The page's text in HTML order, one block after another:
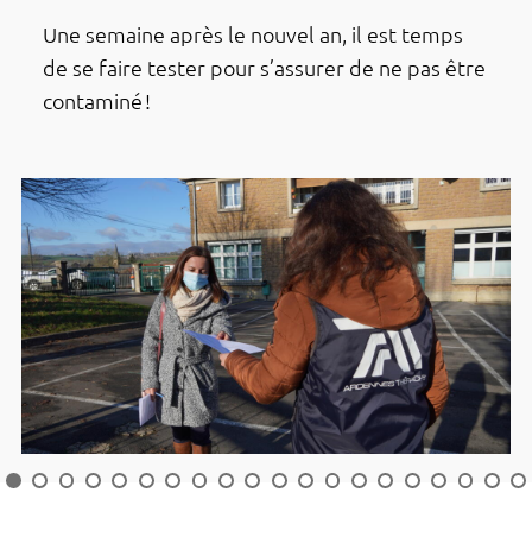
Une semaine après le nouvel an, il est temps
de se faire tester pour s’as­­­­­su­­­­­rer de ne pas être
conta­­­­­miné !
1 2 3 4 5 6 7 8 9 10 11 12 13 14 15 16